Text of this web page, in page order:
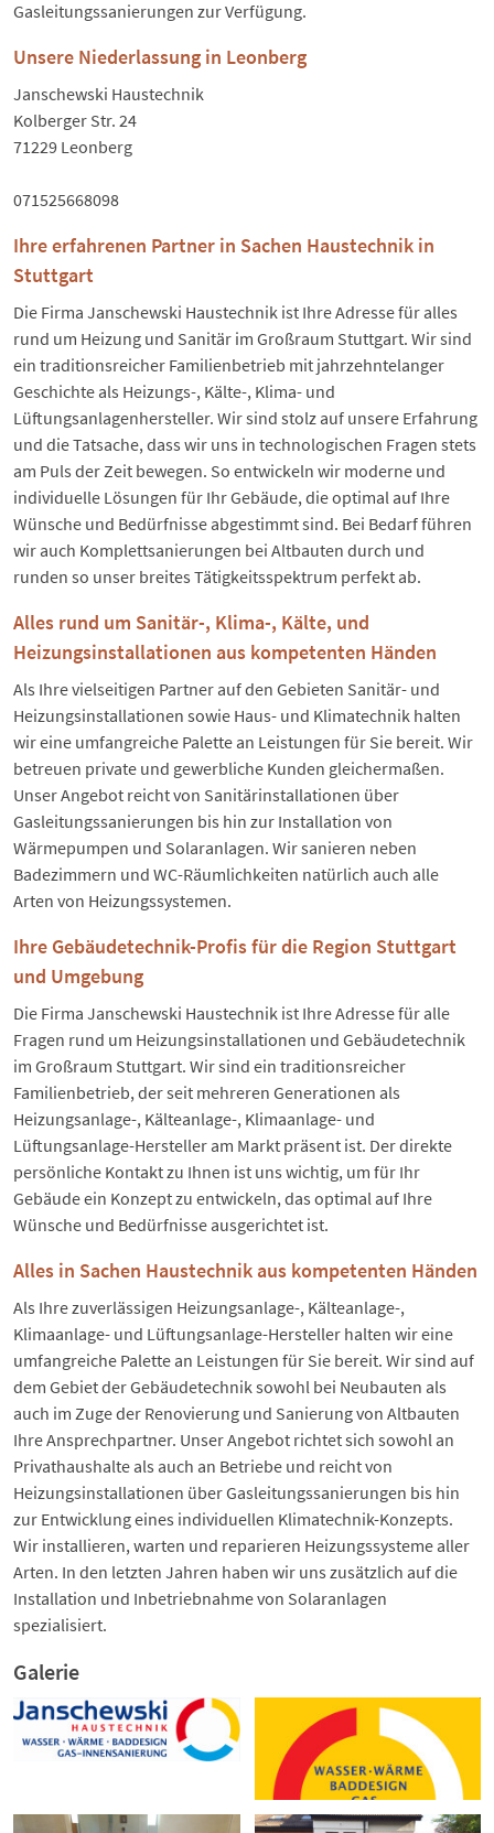
Gasleitungssanierungen zur Verfügung.
Unsere Niederlassung in Leonberg
Janschewski Haustechnik
Kolberger Str. 24
71229 Leonberg
071525668098
Ihre erfahrenen Partner in Sachen Haustechnik in
Stuttgart
Die Firma Janschewski Haustechnik ist Ihre Adresse für alles
rund um Heizung und Sanitär im Großraum Stuttgart. Wir sind
ein traditionsreicher Familienbetrieb mit jahrzehntelanger
Geschichte als Heizungs-, Kälte-, Klima- und
Lüftungsanlagenhersteller. Wir sind stolz auf unsere Erfahrung
und die Tatsache, dass wir uns in technologischen Fragen stets
am Puls der Zeit bewegen. So entwickeln wir moderne und
individuelle Lösungen für Ihr Gebäude, die optimal auf Ihre
Wünsche und Bedürfnisse abgestimmt sind. Bei Bedarf führen
wir auch Komplettsanierungen bei Altbauten durch und
runden so unser breites Tätigkeitsspektrum perfekt ab.
Alles rund um Sanitär-, Klima-, Kälte, und
Heizungsinstallationen aus kompetenten Händen
Als Ihre vielseitigen Partner auf den Gebieten Sanitär- und
Heizungsinstallationen sowie Haus- und Klimatechnik halten
wir eine umfangreiche Palette an Leistungen für Sie bereit. Wir
betreuen private und gewerbliche Kunden gleichermaßen.
Unser Angebot reicht von Sanitärinstallationen über
Gasleitungssanierungen bis hin zur Installation von
Wärmepumpen und Solaranlagen. Wir sanieren neben
Badezimmern und WC-Räumlichkeiten natürlich auch alle
Arten von Heizungssystemen.
Ihre Gebäudetechnik-Profis für die Region Stuttgart
und Umgebung
Die Firma Janschewski Haustechnik ist Ihre Adresse für alle
Fragen rund um Heizungsinstallationen und Gebäudetechnik
im Großraum Stuttgart. Wir sind ein traditionsreicher
Familienbetrieb, der seit mehreren Generationen als
Heizungsanlage-, Kälteanlage-, Klimaanlage- und
Lüftungsanlage-Hersteller am Markt präsent ist. Der direkte
persönliche Kontakt zu Ihnen ist uns wichtig, um für Ihr
Gebäude ein Konzept zu entwickeln, das optimal auf Ihre
Wünsche und Bedürfnisse ausgerichtet ist.
Alles in Sachen Haustechnik aus kompetenten Händen
Als Ihre zuverlässigen Heizungsanlage-, Kälteanlage-,
Klimaanlage- und Lüftungsanlage-Hersteller halten wir eine
umfangreiche Palette an Leistungen für Sie bereit. Wir sind auf
dem Gebiet der Gebäudetechnik sowohl bei Neubauten als
auch im Zuge der Renovierung und Sanierung von Altbauten
Ihre Ansprechpartner. Unser Angebot richtet sich sowohl an
Privathaushalte als auch an Betriebe und reicht von
Heizungsinstallationen über Gasleitungssanierungen bis hin
zur Entwicklung eines individuellen Klimatechnik-Konzepts.
Wir installieren, warten und reparieren Heizungssysteme aller
Arten. In den letzten Jahren haben wir uns zusätzlich auf die
Installation und Inbetriebnahme von Solaranlagen
spezialisiert.
Galerie